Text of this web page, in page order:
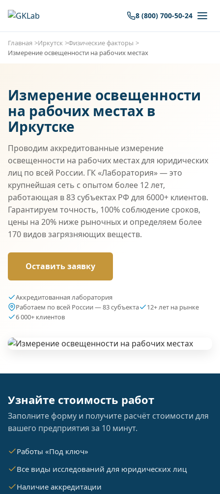
8 (800) 700-50-24
Главная Иркутск
Физические факторы
Измерение освещенности на рабочих местах
Измерение освещенности
на рабочих местах в
Иркутске
Проводим аккредитованные измерение
освещенности на рабочих местах для юридических
лиц по всей России. ГК «Лаборатория» — это
крупнейшая сеть с опытом более 12 лет,
работающая в 83 субъектах РФ для 6000+ клиентов.
Гарантируем точность, 100% соблюдение сроков,
цены на 20% ниже рыночных и определяем более
170 видов загрязняющих веществ.
Оставить заявку
Аккредитованная лаборатория
Работаем по всей России — 83 субъекта
12+ лет на рынке
6 000+ клиентов
Узнайте стоимость работ
Заполните форму и получите расчёт стоимости для
вашего предприятия за 10 минут.
Работы «Под ключ»
Все виды исследований для юридических лиц
Наличие аккредитации